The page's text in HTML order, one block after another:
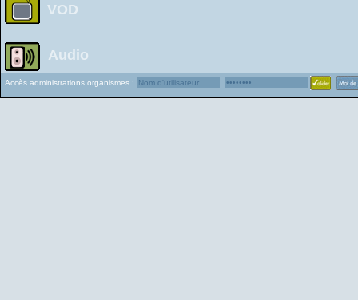
VOD
Audio
Accès administrations organismes :